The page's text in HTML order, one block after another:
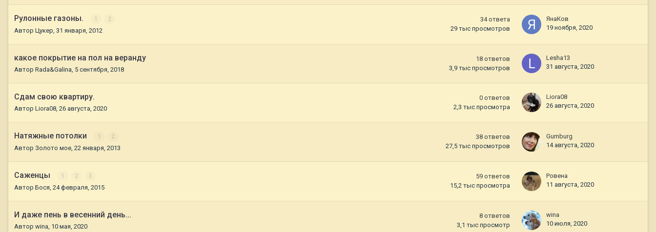
Рулонные газоны. 1 2
Автор Цукер 31 января, 2012
34 ответа
29 тыс просмотров
ЯнаКов
19 ноября, 2020
какое покрытие на пол на веранду
Автор Rada&Galina 5 сентября, 2018
18 ответов
3,9 тыс просмотров
Lesha13
31 августа, 2020
Сдам свою квартиру.
Автор Liora08 26 августа, 2020
0 ответов
2,3 тыс просмотра
Liora08
26 августа, 2020
Натяжные потолки 1 2
Автор Золото мое 22 января, 2013
38 ответов
27,5 тыс просмотров
Gumburg
14 августа, 2020
Саженцы 1 2 3
Автор Бося 24 февраля, 2015
59 ответов
15,2 тыс просмотра
Ровена
11 августа, 2020
И даже пень в весенний день...
Автор wina 10 мая, 2020
8 ответов
3,1 тыс просмотр
wina
10 июля, 2020